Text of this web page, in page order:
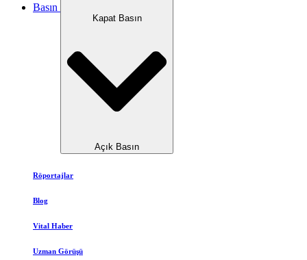
Basın
Kapat Basın
Açık Basın
Röportajlar
Blog
Vital Haber
Uzman Görüşü